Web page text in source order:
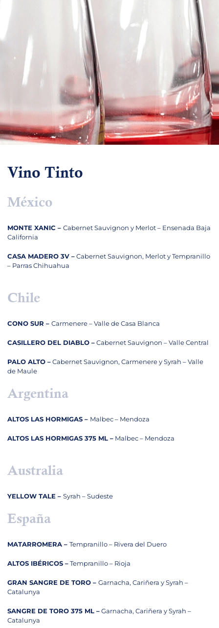
Vino Tinto
México
MONTE XANIC – Cabernet Sauvignon y Merlot – Ensenada Baja
California
CASA MADERO 3V –Cabernet Sauvignon, Merlot y Tempranillo
– Parras Chihuahua
Chile
CONO SUR – Carmenere – Valle de Casa Blanca
CASILLERO DEL DIABLO –Cabernet Sauvignon – Valle Central
PALO ALTO –Cabernet Sauvignon, Carmenere y Syrah – Valle
de Maule
Argentina
ALTOS LAS HORMIGAS – Malbec – Mendoza
ALTOS LAS HORMIGAS 375 ML – Malbec – Mendoza
Australia
YELLOW TALE – Syrah – Sudeste
España
MATARROMERA – Tempranillo – Rivera del Duero
ALTOS IBÉRICOS –Tempranillo – Rioja
GRAN SANGRE DE TORO – Garnacha, Cariñera y Syrah –
Catalunya
SANGRE DE TORO 375 ML –Garnacha, Cariñera y Syrah –
Catalunya